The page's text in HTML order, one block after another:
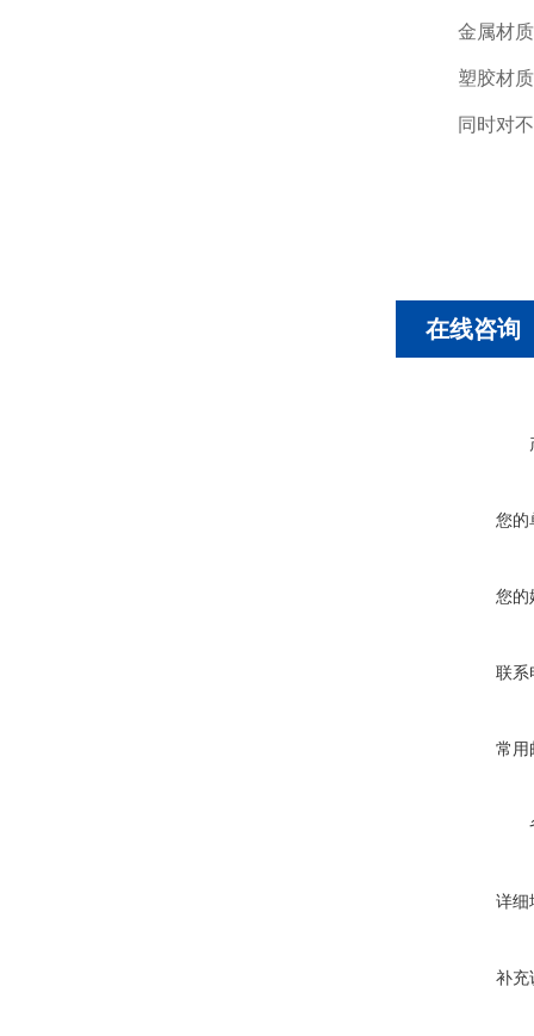
金属材
塑胶材
同时对
在线咨询
您的
您的
联系
常用
详细
补充